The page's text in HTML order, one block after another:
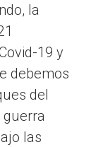
la
19 y
debemos
del
guerra
las